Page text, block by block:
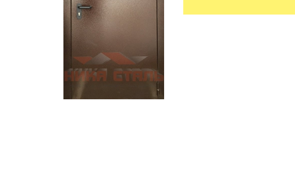
УЛИЧНЫЕ ДВЕРИ ТАМБУРНЫЕ ДВЕРИ